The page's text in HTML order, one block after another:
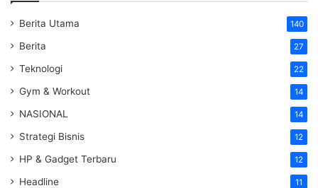
Berita Utama 140
Berita 27
Teknologi 22
Gym & Workout 14
NASIONAL 14
Strategi Bisnis 12
HP & Gadget Terbaru 12
Headline 11